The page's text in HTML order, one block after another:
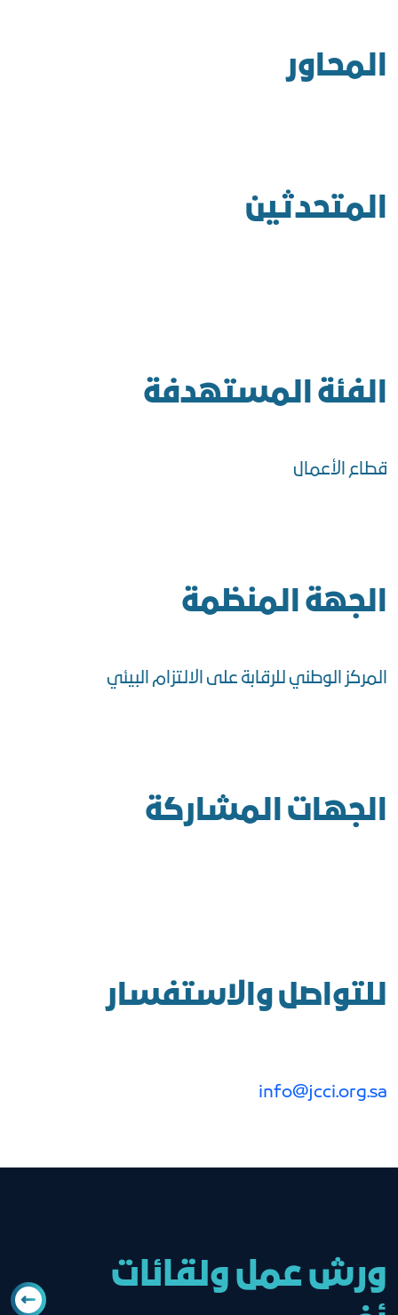
المحاور
المتحدثين
الفئة المستهدفة
قطاع الأعمال
الجهة المنظمة
المركز الوطني للرقابة على الالتزام البيئي
الجهات المشاركة
للتواصل والاستفسار
info@jcci.org.sa
ورش عمل ولقائات